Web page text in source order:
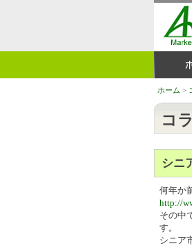
ホーム >
コ
シニ
何年か
http://
その中
す。
シニア